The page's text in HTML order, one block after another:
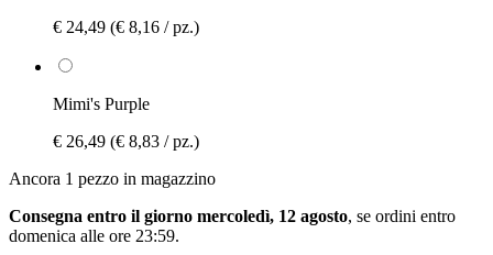
€ 24,49 (€ 8,16 / pz.)
Mimi's Purple
€ 26,49 (€ 8,83 / pz.)
Ancora 1 pezzo in magazzino
Consegna entro il giorno mercoledì, 12 agosto, se ordini entro
domenica alle ore 23:59.